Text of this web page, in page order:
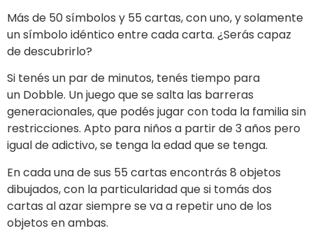
Más de 50símbolos y 55 cartas, con uno, y solamente
un símbolo idéntico entre cada carta. ¿Serás capaz
de descubrirlo?
Si tenés un par de minutos, tenés tiempo para
un Dobble. Un juego que se salta las barreras
generacionales, que podés jugar con toda la familia sin
restricciones. Apto para niños a partir de3 años pero
igual de adictivo, se tenga la edad que se tenga.
En cada una de sus 55 cartas encontrás 8 objetos
dibujados, con la particularidad que si tomás dos
cartas al azar siempre se va a repetir uno de los
objetos en ambas.